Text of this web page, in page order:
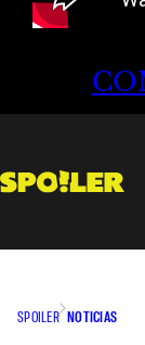
SPOILER NOTICIAS